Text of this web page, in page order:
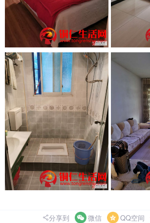
分享到 微信 QQ空间